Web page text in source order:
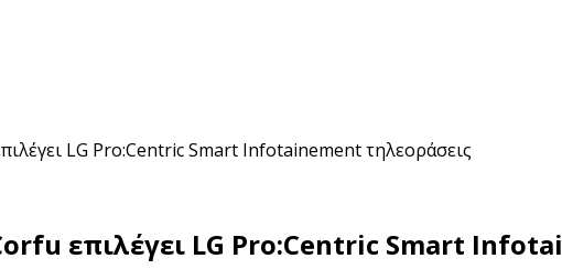
LG Pro:Centric Smart Infotainement τηλεοράσεις
επιλέγει LG Pro:Centric Smart